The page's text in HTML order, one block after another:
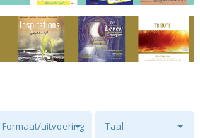
Formaat/uitvoering Taal